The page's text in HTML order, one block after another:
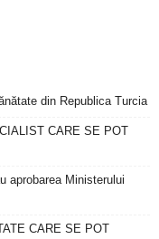
din Republica Turcia
CARE SE POT
aprobarea Ministerului
CARE SE POT